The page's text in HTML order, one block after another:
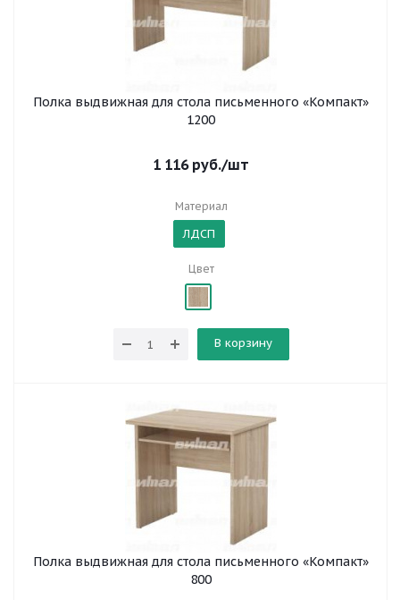
Полка выдвижная для стола письменного «Компакт»
1200
1 116руб./шт
Материал
ЛДСП
Цвет
В корзину
Полка выдвижная для стола письменного «Компакт»
800